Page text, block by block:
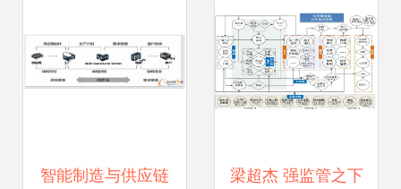
品规划
智能制造与供应链 梁超杰 强监管之下